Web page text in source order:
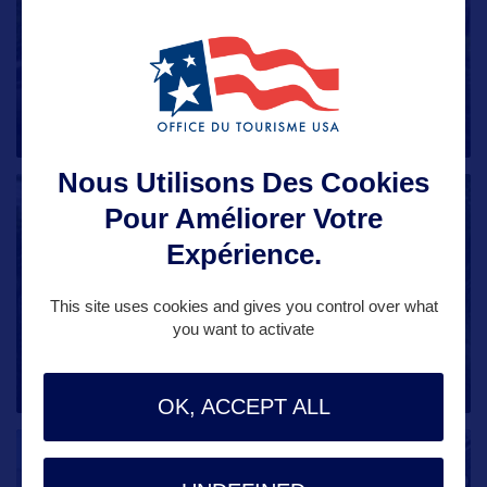
HARTFORD
YALE UNIVERSITY
MYSTIC SEAPORT
NEW HAVEN
MARK TWAIN MUSEUM
LITCHFIELDMUSEUM
WETHERSFIELD
INSTITUTE FOR EXPLORATION
GILLETTE CASTLE STATE PARK
New Haven
Originellement habitée par la Nation amérindienne
des Quinnipiacks, New…
Greenwich
proche de la frontière…
Nous Utilisons Des Cookies
Pour Améliorer Votre
Expérience.
This site uses cookies and gives you control over what
you want to activate
OK, ACCEPT ALL